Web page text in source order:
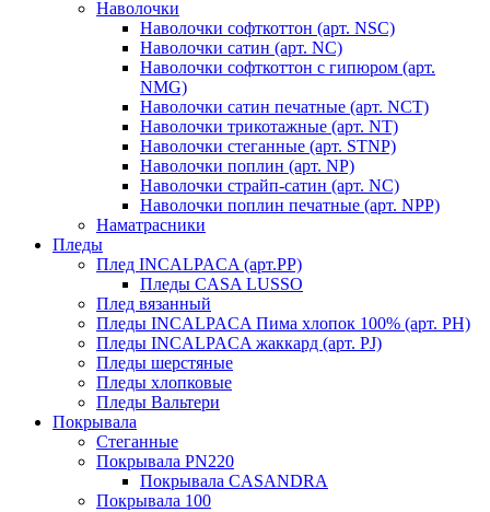
Наволочки
Наволочки софткоттон (арт. NSC)
Наволочки сатин (арт. NC)
Наволочки софткоттон с гипюром (арт.
NMG)
Наволочки сатин печатные (арт. NCT)
Наволочки трикотажные (арт. NT)
Наволочки стеганные (арт. STNP)
Наволочки поплин (арт. NP)
Наволочки страйп-сатин (арт. NC)
Наволочки поплин печатные (арт. NPP)
Наматрасники
Пледы
Плед INCALPACA (арт.PP)
Пледы CASA LUSSO
Плед вязанный
Пледы INCALPACA Пима хлопок 100% (арт. PH)
Пледы INCALPACA жаккард (арт. PJ)
Пледы шерстяные
Пледы хлопковые
Пледы Вальтери
Покрывала
Стеганные
Покрывала PN220
Покрывала CASANDRA
Покрывала 100